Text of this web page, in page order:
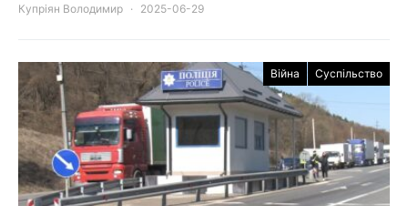
Купріян Володимир 2025-06-29
Війна Суспільство